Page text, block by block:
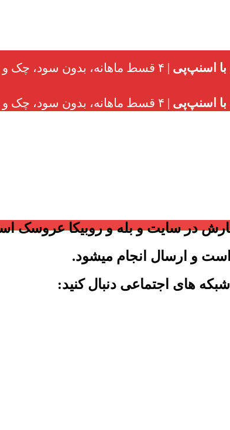
اسنپ‌پی | ۴ قسط ماهانه، بدون سود، چک و ضامن
اسنپ‌پی | ۴ قسط ماهانه، بدون سود، چک و ضامن
در سایت و بله و روبیکا عروسک
و ارسال انجام میشود.
های اجتماعی دنبال کنید: